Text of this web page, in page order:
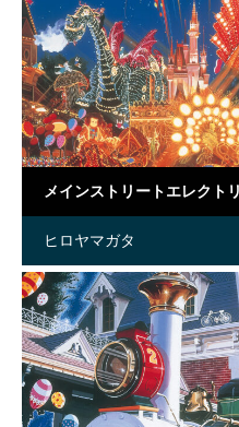
メインストリートエレクト
ヒロヤマガタ